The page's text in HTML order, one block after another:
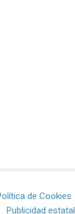
de Cookies
Publicidad estatal